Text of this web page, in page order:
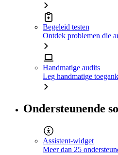
Begeleid testen
Ontdek problemen die
Handmatige audits
Leg handmatige
Ondersteunende
Assistent-widget
Meer dan 25